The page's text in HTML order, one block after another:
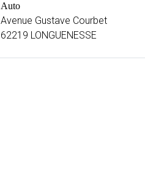
Auto
Avenue Gustave Courbet
62219 LONGUENESSE